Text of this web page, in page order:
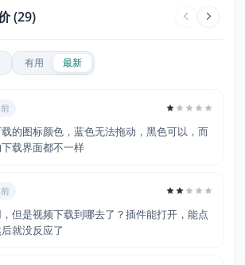
(29)
有用 最新
的图标颜色，蓝色无法拖动，黑色可以，而
载界面都不一样
但是视频下载到哪去了？插件能打开，能点
就没反应了